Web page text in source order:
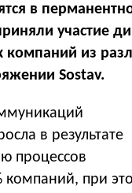
в
участие
компаний из
Sostav.
в результате
процессов
компаний, при